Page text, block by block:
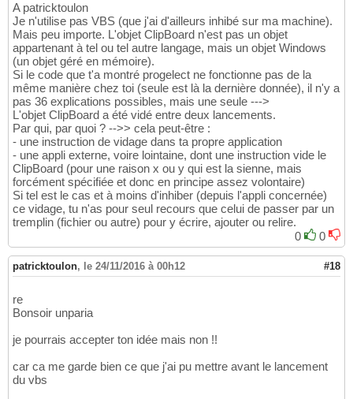
A patricktoulon
Je n'utilise pas VBS (que j'ai d'ailleurs inhibé sur ma machine).
Mais peu importe. L'objet ClipBoard n'est pas un objet
appartenant à tel ou tel autre langage, mais un objet Windows
(un objet géré en mémoire).
Si le code que t'a montré progelect ne fonctionne pas de la
même manière chez toi (seule est là la dernière donnée), il n'y a
pas 36 explications possibles, mais une seule --->
L'objet ClipBoard a été vidé entre deux lancements.
Par qui, par quoi ? -->> cela peut-être :
- une instruction de vidage dans ta propre application
- une appli externe, voire lointaine, dont une instruction vide le
ClipBoard (pour une raison x ou y qui est la sienne, mais
forcément spécifiée et donc en principe assez volontaire)
Si tel est le cas et à moins d'inhiber (depuis l'appli concernée)
ce vidage, tu n'as pour seul recours que celui de passer par un
tremplin (fichier ou autre) pour y écrire, ajouter ou relire.
0
0
patricktoulon, le 24/11/2016 à 00h12 #18
re
Bonsoir unparia
je pourrais accepter ton idée mais non !!
car ca me garde bien ce que j'ai pu mettre avant le lancement
du vbs